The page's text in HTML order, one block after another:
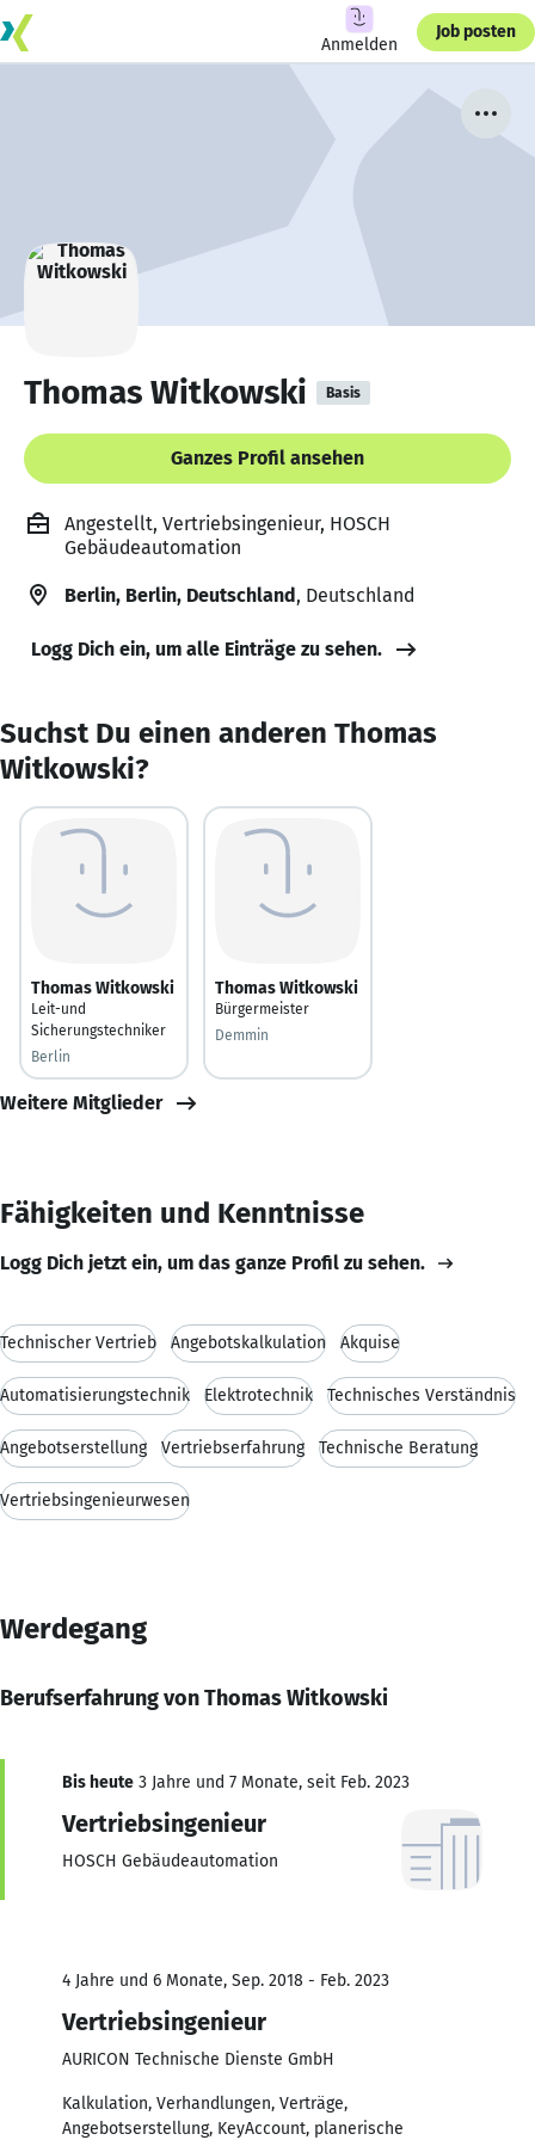
Anmelden
Job posten
Thomas Witkowski Basis
Ganzes Profil ansehen
Angestellt, Vertriebsingenieur, HOSCH
Gebäudeautomation
Berlin, Berlin, Deutschland, Deutschland
Logg Dich ein, um alle Einträge zu sehen.
Suchst Du einen anderen Thomas
Witkowski?
Thomas Witkowski
Leit-und
Sicherungstechniker
Berlin
Thomas Witkowski
Bürgermeister
Demmin
Weitere Mitglieder
Fähigkeiten und Kenntnisse
Logg Dich jetzt ein, um das ganze Profil zu sehen.
Technischer Vertrieb Angebotskalkulation Akquise
Automatisierungstechnik Elektrotechnik Technisches Verständnis
Angebotserstellung Vertriebserfahrung Technische Beratung
Vertriebsingenieurwesen
Werdegang
Berufserfahrung von Thomas Witkowski
Bis heute 3 Jahre und 7 Monate, seit Feb. 2023
Vertriebsingenieur
HOSCH Gebäudeautomation
4 Jahre und 6 Monate, Sep. 2018 - Feb. 2023
Vertriebsingenieur
AURICON Technische Dienste GmbH
Kalkulation, Verhandlungen, Verträge,
Angebotserstellung, KeyAccount, planerische